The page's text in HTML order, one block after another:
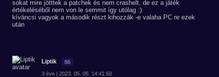
sokat mire jötttek a patchek és nem crashelt, de ez a játék
értékeléséből nem von le semmit így utólag :)
kíváncsi vagyok a második részt kihozzák -e valaha PC re ezek
után
Liptik 86
3 éve | 2023. 05. 05. 14:41:50